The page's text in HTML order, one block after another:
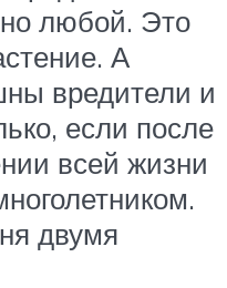
любой. Это
А
вредители и
если после
всей жизни
двумя